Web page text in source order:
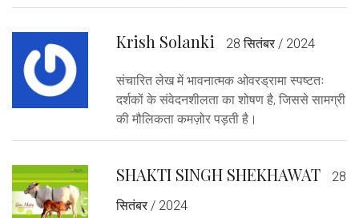
Krish Solanki 28 सितंबर / 2024
संचारित लेख में भावनात्मक ओवरड्रामा स्पष्टतः
दर्शकों के संवेदनशीलता का शोषण है, जिससे सामग्री
की मौलिकता कमज़ोर पड़ती है।
SHAKTI SINGH SHEKHAWAT
28
सितंबर / 2024